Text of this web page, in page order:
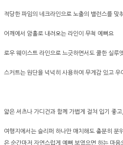
적당한 파임의 네크라인으로 노출의 밸런스를 맞
어깨에서 암홀로 내려오는 라인이 무척 예뻐요
로우 웨이스트 라인으로 느긋하면서도 쿨한 실루
스커트는 원단을 넉넉히 사용하여 무게감 있고 우
얇은 셔츠나 가디건과 함께 가볍게 걸쳐 입기 좋고,
여행지에서는 슬리퍼 하나만 매치해도 충분히 분
은 순간마저 자연스럽게 예뻐 보였으면 하는 마음